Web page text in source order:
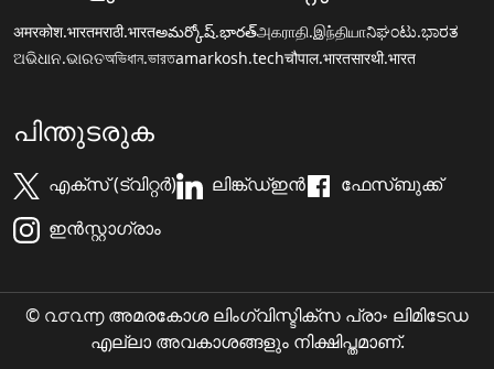
अमरकोश.भारतमराठी.भारतఅమర్కోష్.భారత్அகராதி.இந்தியாನಿಘಂಟು.ಭಾರತ
ଅଭିଧାନ.ଭାରତঅভিধান.ভারতamarkosh.techचौपाल.भारतसारथी.भारत
പിന്തുടരുക
എക്സ് (ട്വിറ്റർ) ലിങ്ക്ഡ്ഇൻ
ഫേസ്ബുക്ക്
ഇൻസ്റ്റാഗ്രാം
© ൨൦൨൬ അമരകോശ ലിംഗ്വിസ്ടിക്സ പ്രാ॰ ലിമിടേഡ
എല്ലാ അവകാശങ്ങളും നിക്ഷിപ്തമാണ്.